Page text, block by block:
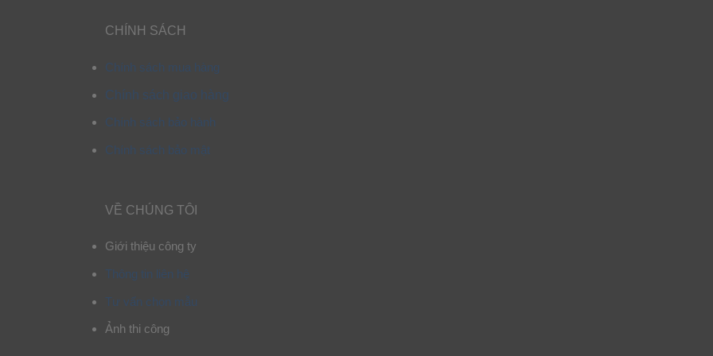
CHÍNH SÁCH
Chính sách mua hàng
Chính sách giao hàng
Chính sách bảo hành
Chính sách bảo mật
VỀ CHÚNG TÔI
Giới thiệu công ty
Thông tin liên hệ
Tư vấn chọn mẫu
Ảnh thi công